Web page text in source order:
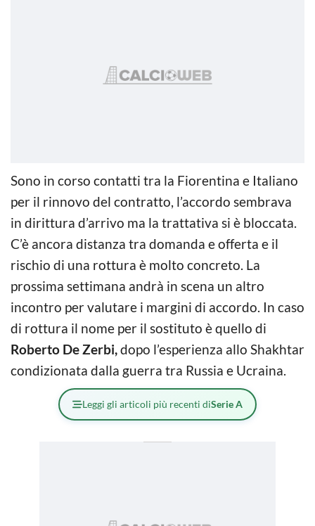
Sono in corso contatti tra la Fiorentina e Italiano
per il rinnovo del contratto, l’accordo sembrava
in dirittura d’arrivo ma la trattativa si è bloccata.
C’è ancora distanza tra domanda e offerta e il
rischio di una rottura è molto concreto. La
prossima settimana andrà in scena un altro
incontro per valutare i margini di accordo. In caso
di rottura il nome per il sostituto è quello di
Roberto De Zerbi,dopo l’esperienza allo Shakhtar
condizionata dalla guerra tra Russia e Ucraina.
Leggi gli articoli più recenti diSerie A